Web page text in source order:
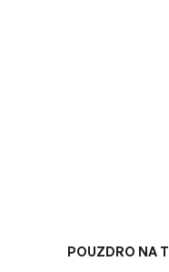
POUZDRO NA